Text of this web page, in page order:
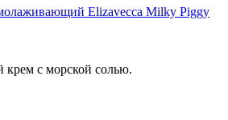
Elizavecca Milky Piggy
с морской солью.